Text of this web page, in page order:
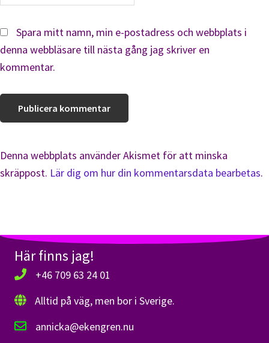
Spara mitt namn, min e-postadress och webbplats i
denna webbläsare till nästa gång jag skriver en
kommentar.
Denna webbplats använder Akismet för att minska
skräppost. Lär dig om hur din kommentarsdata bearbetas.
Här finns jag!
+46 709 63 24 01
Alltid på väg, men bor i Sverige.
annicka@ekengren.nu